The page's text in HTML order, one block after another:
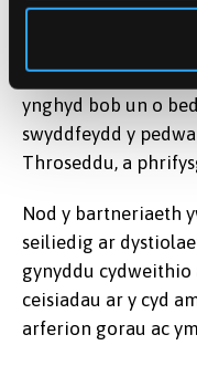
Cydweithrediad
Academaidd
ynghyd bob un o
swyddfeydd y
Throseddu, a
Nod y bartneriaeth
seiliedig ar
gynyddu cydweithio
ceisiadau ar y cyd
arferion gorau ac